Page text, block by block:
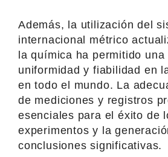
Además, la utilización del
internacional métrico
la química ha permitido una
uniformidad y fiabilidad en
en todo el mundo. La
de mediciones y registros
esenciales para el éxito de
experimentos y la
conclusiones significativas.